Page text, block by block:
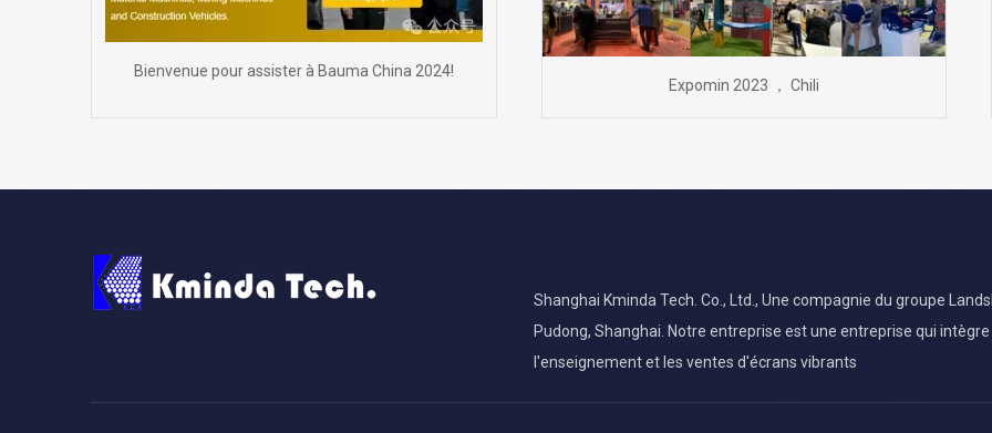
Bienvenue pour assister à Bauma China 2024!
Expomin 2023 ， Chili
Shanghai Kminda Tech. Co., Ltd., Une compagnie du groupe
Pudong, Shanghai. Notre entreprise est une entreprise qui
l'enseignement et les ventes d'écrans vibrants